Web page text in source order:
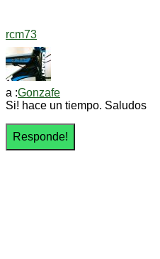
rcm73
a :Gonzafe
Si! hace un tiempo. Saludos